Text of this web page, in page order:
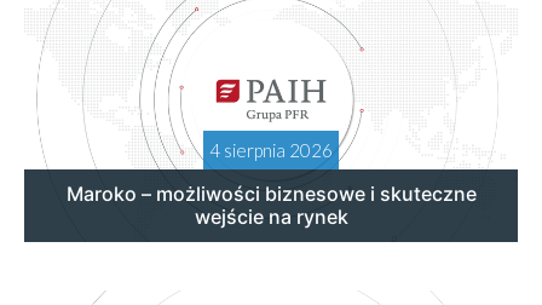
4 sierpnia 2026
Maroko – możliwości biznesowe i skuteczne
wejście na rynek